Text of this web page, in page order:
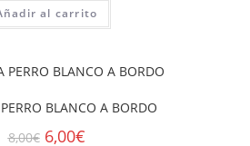
al carrito
BLANCO A BORDO
8,00€ 6,00€